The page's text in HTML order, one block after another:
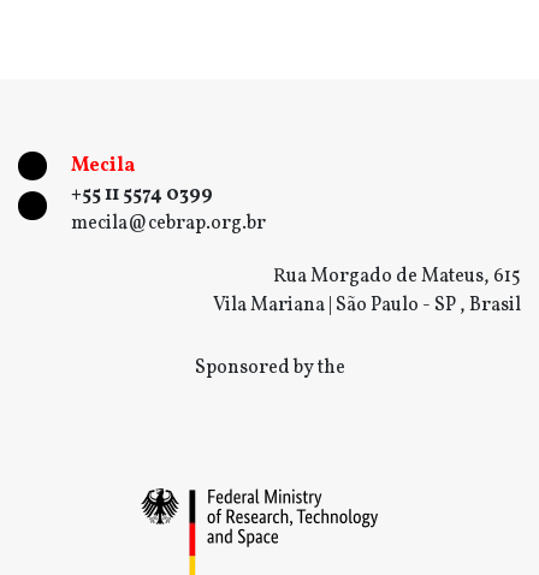
Mecila
+55 11 5574 0399
mecila@cebrap.org.br
Rua Morgado de Mateus, 615
Vila Mariana | São Paulo - SP , Brasil
Sponsored by the